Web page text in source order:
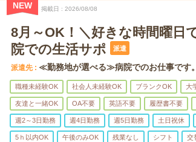
NEW 掲載日 2026/08/08
8月～OK！＼好きな時間曜日
院での生活サポ
派遣
派遣先 ≪勤務地が選べる≫病院でのお仕事です。
職種未経験OK 社会人未経験OK ブランクOK 大
友達と一緒OK OA不要 英語不要 履歴書不要
週2～3日勤務 週4日勤務 週5日勤務 土日祝休
5ｈ以内OK 午後のみOK 残業なし シフト 交